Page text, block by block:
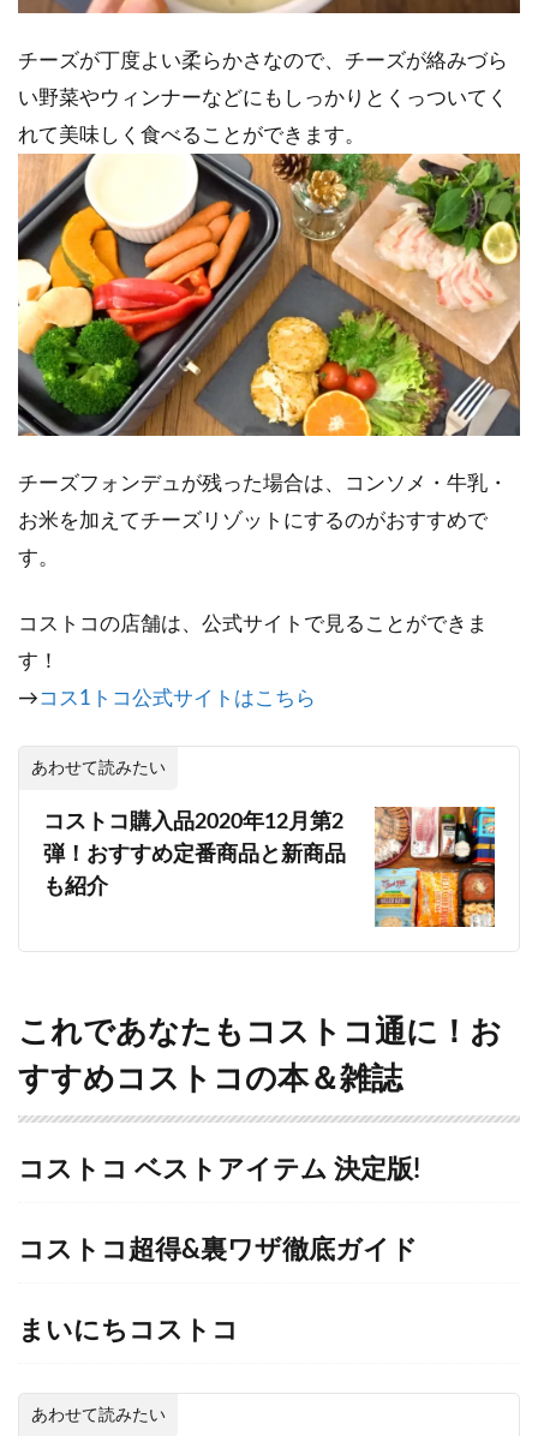
チーズが丁度よい柔らかさなので、チーズが絡みづら
い野菜やウィンナーなどにもしっかりとくっついてく
れて美味しく食べることができます。
チーズフォンデュが残った場合は、コンソメ・牛乳・
お米を加えてチーズリゾットにするのがおすすめで
す。
コストコの店舗は、公式サイトで見ることができま
す！
→コス1トコ公式サイトはこちら
あわせて読みたい
コストコ購入品2020年12月第2
弾！おすすめ定番商品と新商品
も紹介
これであなたもコストコ通に！お
すすめコストコの本＆雑誌
コストコ ベストアイテム 決定版!
コストコ超得&裏ワザ徹底ガイド
まいにちコストコ
あわせて読みたい